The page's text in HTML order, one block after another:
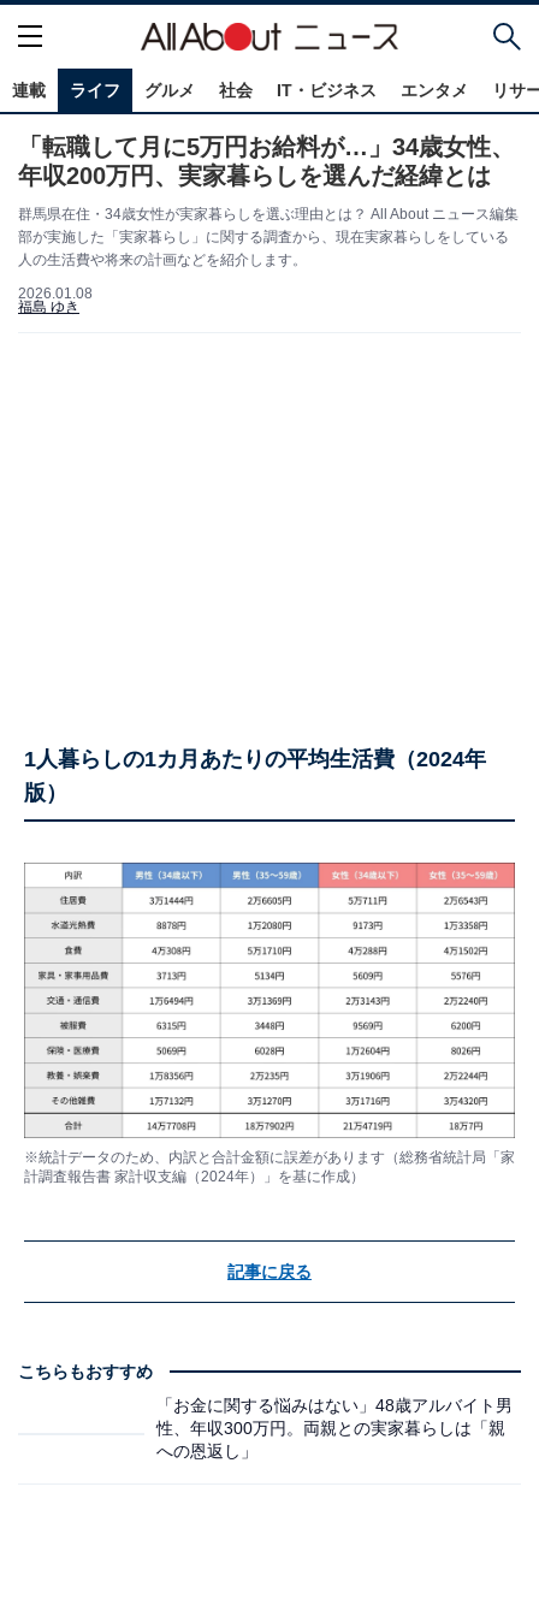
連載 ライフ グルメ 社会 IT・ビジネス エンタメ リサ
「転職して月に5万円お給料が…」34歳女性、
年収200万円、実家暮らしを選んだ経緯とは
群馬県在住・34歳女性が実家暮らしを選ぶ理由とは？ All About ニュース編集
部が実施した「実家暮らし」に関する調査から、現在実家暮らしをしている
人の生活費や将来の計画などを紹介します。
2026.01.08
福島 ゆき
1人暮らしの1カ月あたりの平均生活費（2024年
版）
※統計データのため、内訳と合計金額に誤差があります（総務省統計局「家
計調査報告書 家計収支編（2024年）」を基に作成）
記事に戻る
こちらもおすすめ
「お金に関する悩みはない」48歳アルバイト男
性、年収300万円。両親との実家暮らしは「親
への恩返し」